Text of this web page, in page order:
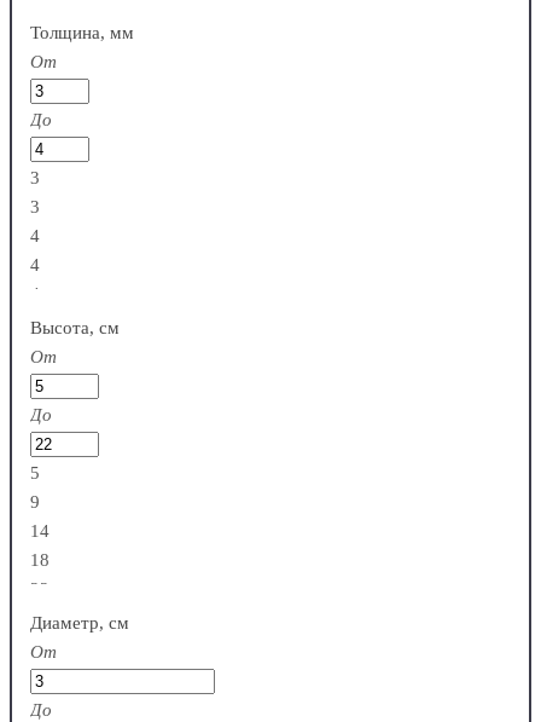
Толщина, мм
От
До
3
3
4
4
4
Высота, см
От
До
5
9
14
18
22
Диаметр, см
От
До